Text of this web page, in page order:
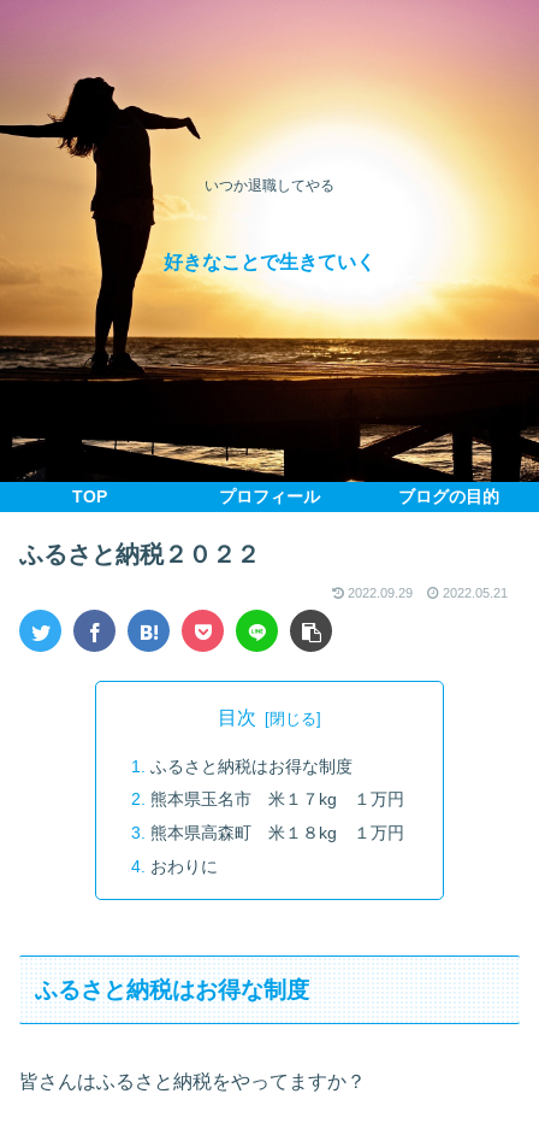
いつか退職してやる
好きなことで生きていく
TOP プロフィール ブログの目的
ふるさと納税２０２２
2022.09.29 2022.05.21
目次
ふるさと納税はお得な制度
熊本県玉名市 米１７kg １万円
熊本県高森町 米１８kg １万円
おわりに
ふるさと納税はお得な制度
皆さんはふるさと納税をやってますか？